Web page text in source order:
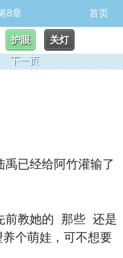
8章 首页
护眼
关灯
下一页
了
是还‬